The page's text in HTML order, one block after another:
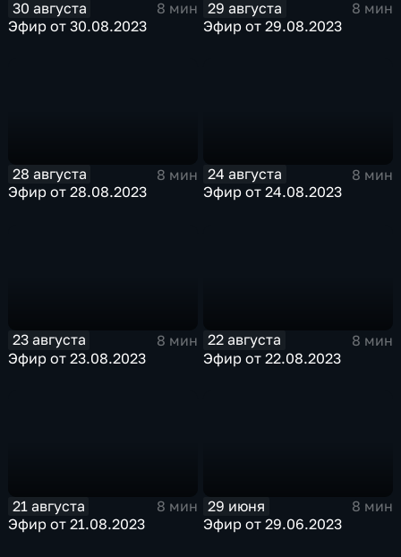
30 августа
8 мин
Эфир от 30.08.2023
29 августа
8 мин
Эфир от 29.08.2023
28 августа
8 мин
Эфир от 28.08.2023
24 августа
8 мин
Эфир от 24.08.2023
23 августа
8 мин
Эфир от 23.08.2023
22 августа
8 мин
Эфир от 22.08.2023
21 августа
8 мин
Эфир от 21.08.2023
29 июня
8 мин
Эфир от 29.06.2023